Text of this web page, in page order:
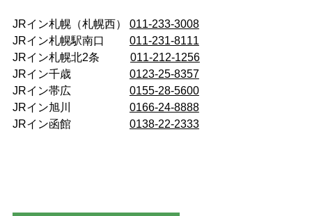
JRイン札幌（札幌西） 011-233-3008
JRイン札幌駅南口 011-231-8111
JRイン札幌北2条 011-212-1256
JRイン千歳 0123-25-8357
JRイン帯広 0155-28-5600
JRイン旭川 0166-24-8888
JRイン函館 0138-22-2333